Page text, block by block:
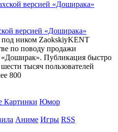
версией «Доширака»
под ником ZaokskiyKENT
по поводу продажи
«Доширак». Публикация быстро
тысяч пользователей
800
Картинки Юмор
Аниме Игры RSS